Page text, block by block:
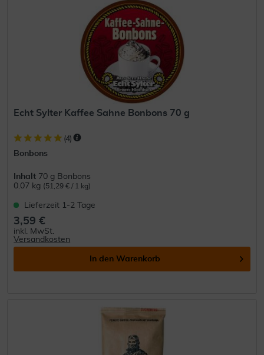
Echt Sylter Kaffee Sahne Bonbons 70 g
(4)
Bonbons
Inhalt 70 g Bonbons
0.07 kg (51,29 € / 1 kg)
Lieferzeit 1-2 Tage
3,59 €
inkl. MwSt.
Versandkosten
In den Warenkorb